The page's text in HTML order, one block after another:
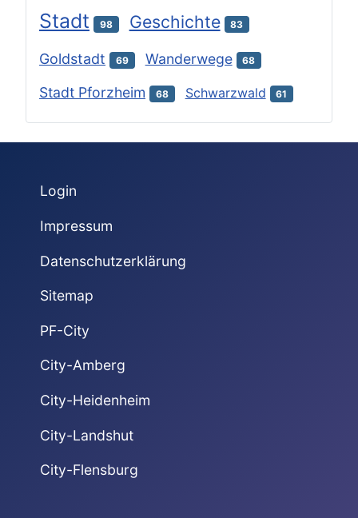
Stadt 98 Geschichte 83
Goldstadt 69 Wanderwege 68
Stadt Pforzheim 68 Schwarzwald 61
Login
Impressum
Datenschutzerklärung
Sitemap
PF-City
City-Amberg
City-Heidenheim
City-Landshut
City-Flensburg